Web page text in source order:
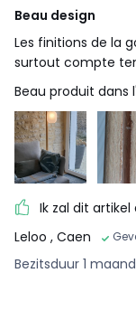
Beau design
Les finitions de la
surtout compte
Beau produit dans
Ik zal dit
Leloo , Caen
Bezitsduur 1 maand